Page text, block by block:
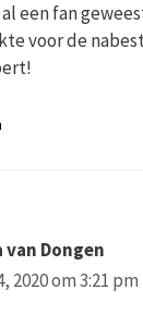
een fan
voor de
van Dongen
2020 om 3:21 pm